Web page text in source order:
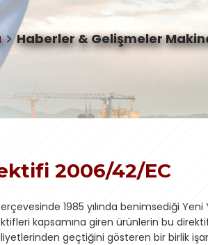
Haberler & Gelişmeler
2006/42/EC
1985 yılında benimsediği Yeni
kapsamına giren ürünlerin bu
geçtiğini gösteren bir birlik